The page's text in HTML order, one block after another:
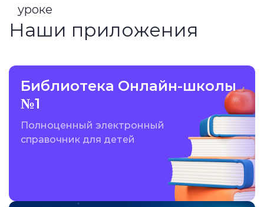
уроке
Наши приложения
Библиотека Онлайн-школы
№1
Полноценный электронный
справочник для детей